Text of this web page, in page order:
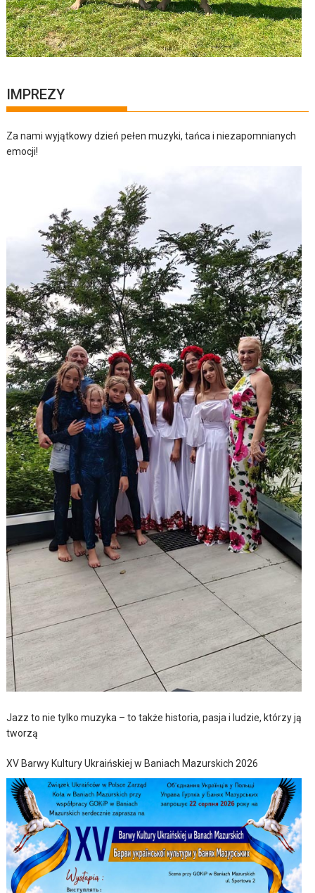
IMPREZY
Za nami wyjątkowy dzień pełen muzyki, tańca i niezapomnianych
emocji!
Jazz to nie tylko muzyka – to także historia, pasja i ludzie, którzy ją
tworzą
XV Barwy Kultury Ukraińskiej w Baniach Mazurskich 2026